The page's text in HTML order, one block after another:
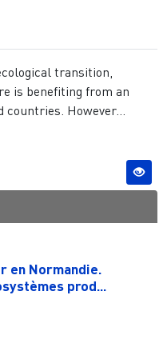
transition,
is benefiting from an
However...
en Normandie.
prod...